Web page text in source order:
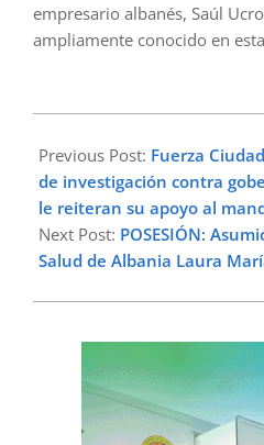
empresario albanés, Saúl
ampliamente conocido en
02-
07
Previous Post: Fuerza
de investigación contra
le reiteran su apoyo al
Next Post: POSESIÓN:
Salud de Albania Laura